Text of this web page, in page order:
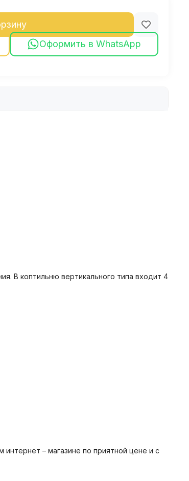
Оформить в WhatsApp
В коптильню вертикального типа входит 4
– магазине по приятной цене и с